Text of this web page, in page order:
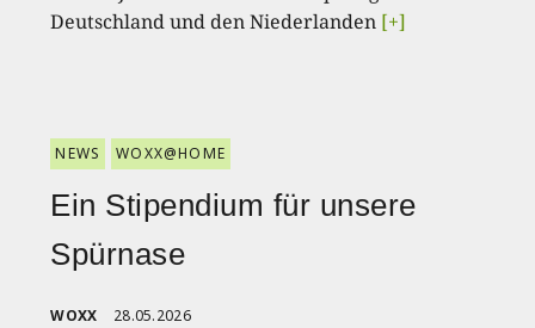
Deutschland und den Niederlanden [+]
NEWS WOXX@HOME
Ein Stipendium für unsere
Spürnase
WOXX 28.05.2026